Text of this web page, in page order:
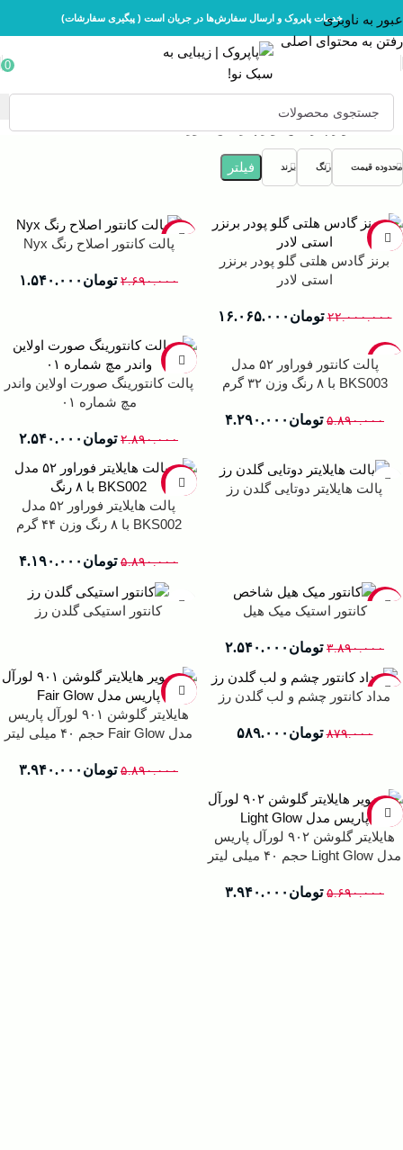
عبور به ناوبری
رفتن به محتوای اصلی
خدمات پاپروک و ارسال سفارش‌ها در جریان است ( پیگیری سفارشات)
0
خانه لوازم آرایش لوازم آرایش صورت
محدوده قیمت رنگ برند فیلتر
-27%
برنز گادس هلتی گلو پودر برنزر
استی لادر
۲۲.۰۰۰.۰۰۰ تومان ۱۶.۰۶۵.۰۰۰
-43%پالت کانتور اصلاح رنگ Nyx
۲.۶۹۰.۰۰۰ تومان ۱.۵۴۰.۰۰۰
پالت کانتور فوراور ۵۲ مدل
BKS003 با ۸ رنگ وزن ۳۲ گرم
۵.۸۹۰.۰۰۰ تومان ۴.۲۹۰.۰۰۰
-12%
پالت کانتورینگ صورت اولاین واندر
مچ شماره ۰۱
۲.۸۹۰.۰۰۰ تومان ۲.۵۴۰.۰۰۰
پالت هایلایتر دوتایی گلدن رز -29%
پالت هایلایتر فوراور ۵۲ مدل
BKS002 با ۸ رنگ وزن ۴۴ گرم
۵.۸۹۰.۰۰۰ تومان ۴.۱۹۰.۰۰۰
-35% کانتور استیک میک هیل
۳.۸۹۰.۰۰۰ تومان ۲.۵۴۰.۰۰۰
کانتور استیکی گلدن رز
-33%
مداد کانتور چشم و لب گلدن رز
۸۷۹.۰۰۰ تومان ۵۸۹.۰۰۰
هایلایتر گلوشن ۹۰۱ لورآل پاریس
مدل Fair Glow حجم ۴۰ میلی لیتر
۵.۸۹۰.۰۰۰ تومان ۳.۹۴۰.۰۰۰
هایلایتر گلوشن ۹۰۲ لورآل پاریس
مدل Light Glow حجم ۴۰ میلی لیتر
۵.۶۹۰.۰۰۰ تومان ۳.۹۴۰.۰۰۰